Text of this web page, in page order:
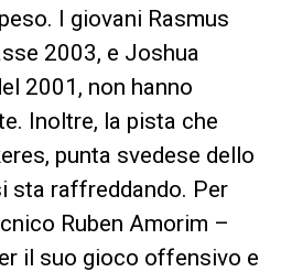
I giovani Rasmus
2003, e Joshua
2001, non hanno
Inoltre, la pista che
punta svedese dello
sta raffreddando. Per
Ruben Amorim –
il suo gioco offensivo e